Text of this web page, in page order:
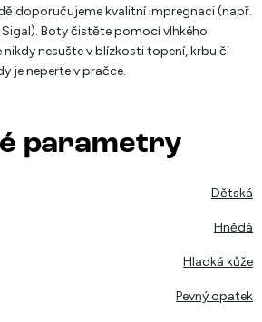
doporučujeme kvalitní impregnaci (např.
Boty čistěte pomocí vlhkého
nesušte v blízkosti topení, krbu či
je neperte v pračce.
parametry
Dětská
Hnědá
Hladká kůže
Pevný opatek